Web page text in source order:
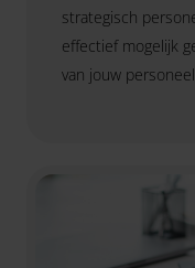
strategisch
effectief mogelijk
van jouw